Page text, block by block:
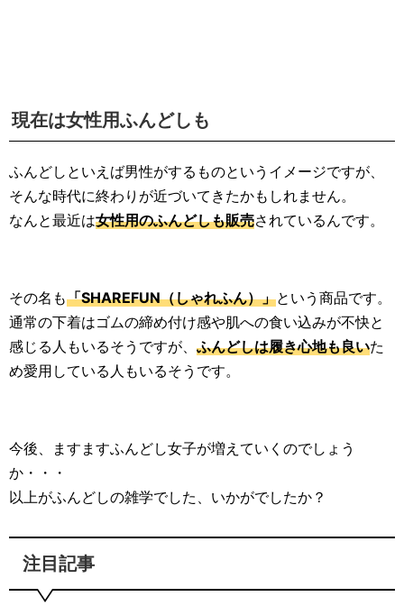
現在は女性用ふんどしも
ふんどしといえば男性がするものというイメージですが、
そんな時代に終わりが近づいてきたかもしれません。
なんと最近は女性用のふんどしも販売されているんです。
その名も「SHAREFUN（しゃれふん）」という商品です。
通常の下着はゴムの締め付け感や肌への食い込みが不快と
感じる人もいるそうですが、 ふんどしは履き心地も良いた
め愛用している人もいるそうです。
今後、ますますふんどし女子が増えていくのでしょう
か・・・
以上がふんどしの雑学でした、いかがでしたか？
注目記事